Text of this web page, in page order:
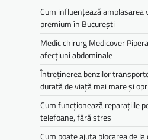
Cum influențează amplasarea
premium în București
Medic chirurg Medicover
afecțiuni abdominale
Întreținerea benzilor
durată de viață mai mare și
Cum funcționează reparațiile
telefoane, fără stres
Cum poate ajuta blocarea de